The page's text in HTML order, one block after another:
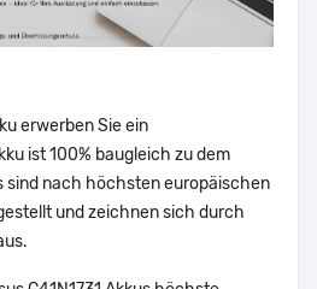
erwerben Sie ein
ist 100% baugleich zu dem
sind nach höchsten europäischen
und zeichnen sich durch